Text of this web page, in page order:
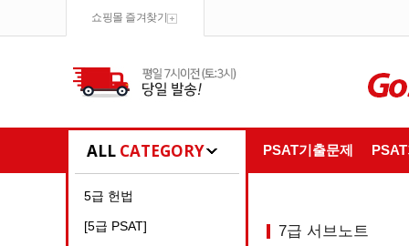
쇼핑몰 즐겨찾기
ALL CATEGORY PSAT기출문제
5급 헌법
[5급 PSAT] 7급 서브노트